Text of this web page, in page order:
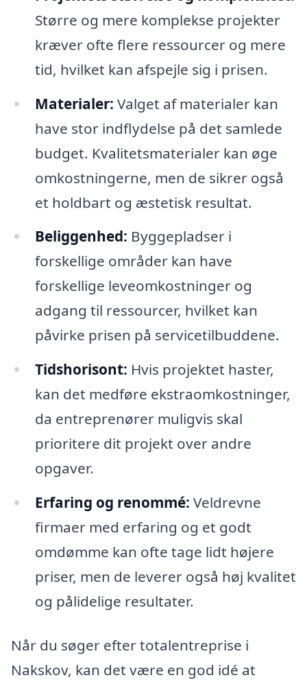
Større og mere komplekse projekter
kræver ofte flere ressourcer og mere
tid, hvilket kan afspejle sig i prisen.
Materialer: Valget af materialer kan
have stor indflydelse på det samlede
budget. Kvalitetsmaterialer kan øge
omkostningerne, men de sikrer også
et holdbart og æstetisk resultat.
Beliggenhed: Byggepladser i
forskellige områder kan have
forskellige leveomkostninger og
adgang til ressourcer, hvilket kan
påvirke prisen på servicetilbuddene.
Tidshorisont: Hvis projektet haster,
kan det medføre ekstraomkostninger,
da entreprenører muligvis skal
prioritere dit projekt over andre
opgaver.
Erfaring og renommé: Veldrevne
firmaer med erfaring og et godt
omdømme kan ofte tage lidt højere
priser, men de leverer også høj kvalitet
og pålidelige resultater.
Når du søger efter totalentreprise i
Nakskov, kan det være en god idé at